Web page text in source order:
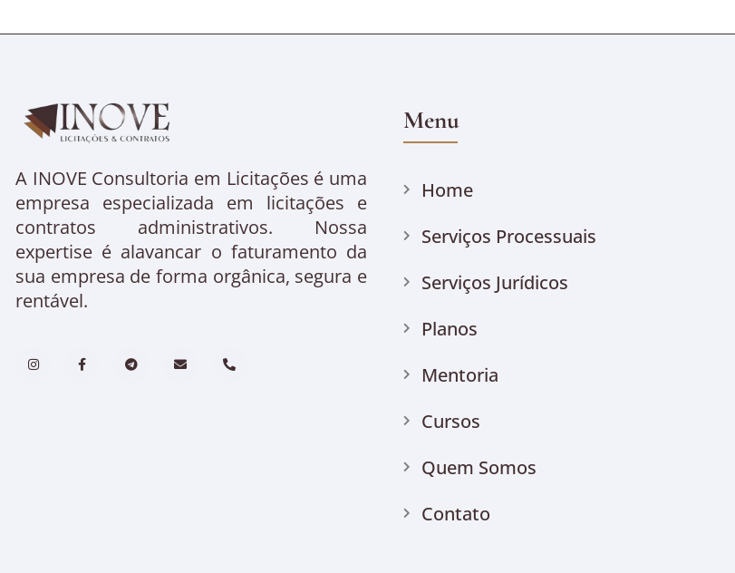
A INOVE Consultoria em Licitações é uma
empresa especializada em licitações e
contratos administrativos. Nossa
expertise é alavancar o faturamento da
sua empresa de forma orgânica, segura e
rentável.
Menu
Home
Serviços Processuais
Serviços Jurídicos
Planos
Mentoria
Cursos
Quem Somos
Contato